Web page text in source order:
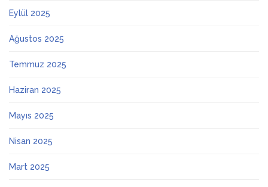
Eylül 2025
Ağustos 2025
Temmuz 2025
Haziran 2025
Mayıs 2025
Nisan 2025
Mart 2025